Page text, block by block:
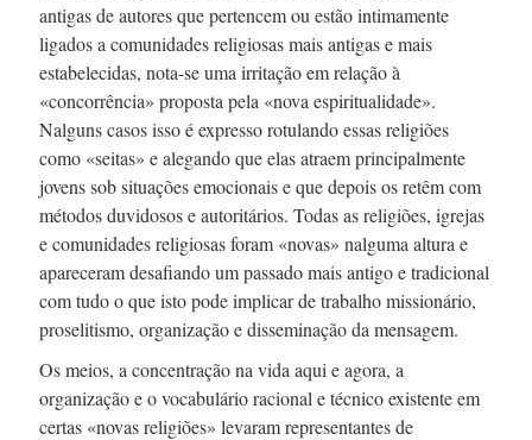
antigas de autores que pertencem ou estão intimamente
ligados a comunidades religiosas mais antigas e mais
estabelecidas, nota-seuma irritação em relação à
«concorrência» proposta pela «nova espiritualidade».
Nalguns casos isso é expresso rotulando essas religiões
como «seitas» e alegando que elas atraem principalmente
jovens sob situações emocionais e que depois os retêm com
métodos duvidosos e autoritários. Todas as religiões, igrejas
e comunidades religiosas foram «novas» nalguma altura e
apareceram desafiando um passado mais antigo e tradicional
com tudo o que isto pode implicar de trabalho missionário,
proselitismo, organização e disseminação da mensagem.
Os meios, a concentração na vida aqui e agora, a
organização e o vocabulário racional e técnico existente em
certas «novas religiões» levaram representantes de